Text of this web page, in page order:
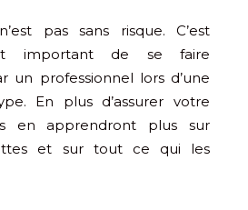
pas sans risque. C’est
important de se faire
un professionnel lors d’une
En plus d’assurer votre
en apprendront plus sur
et sur tout ce qui les